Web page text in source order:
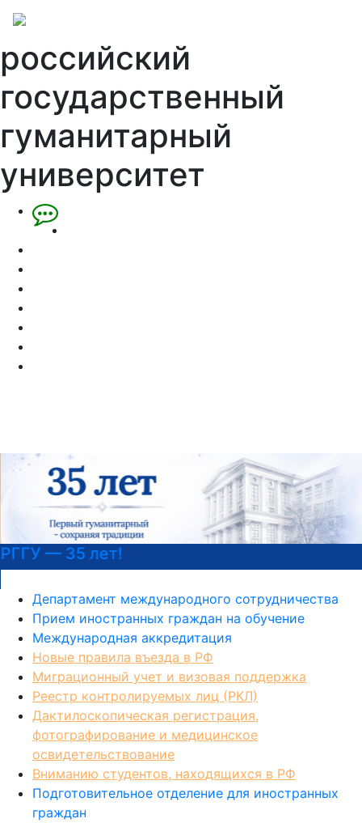
российский
государственный
гуманитарный
университет
РГГУ — 35 лет!
Прием иностранных граждан на обучение
Международная аккредитация
Новые правила въезда в РФ
Миграционный учет и визовая поддержка
Реестр контролируемых лиц (РКЛ)
Дактилоскопическая регистрация,
фотографирование и медицинское
освидетельствование
Вниманию студентов, находящихся в РФ
Подготовительное отделение для иностранных
граждан
Обучение русскому языку как иностранному